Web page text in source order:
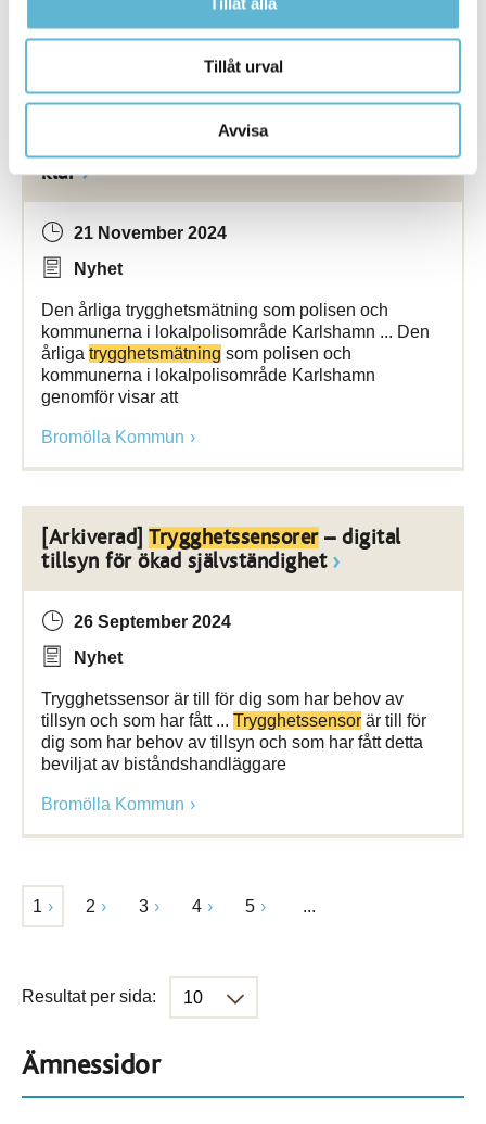
Tillåt urval
Avvisa
300 personer i Bromölla som
klar
21 November 2024
Nyhet
Den årliga trygghetsmätning som polisen och
kommunerna i lokalpolisområde Karlshamn ... Den
årliga trygghetsmätning som polisen och
kommunerna i lokalpolisområde Karlshamn
genomför visar att
Bromölla Kommun
[Arkiverad] Trygghetssensorer– digital
tillsyn för ökad självständighet
26 September 2024
Nyhet
Trygghetssensor är till för dig som har behov av
tillsyn och som har fått ... Trygghetssensor är till för
dig som har behov av tillsyn och som har fått detta
beviljat av biståndshandläggare
Bromölla Kommun
1 2 3 4 5 ...
Resultat per sida:
Ämnessidor